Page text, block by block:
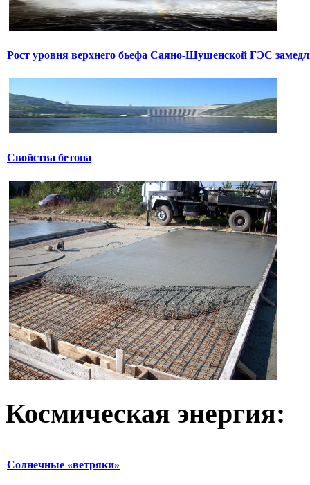
Рост уровня верхнего бьефа Саяно-Шушенской ГЭС
Свойства бетона
Космическая энергия:
Солнечные «ветряки»